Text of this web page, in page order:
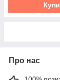
Про нас